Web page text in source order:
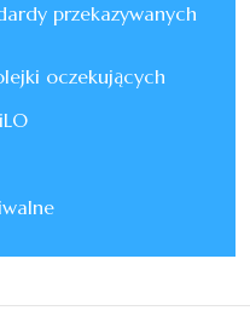
przekazywanych
oczekujących